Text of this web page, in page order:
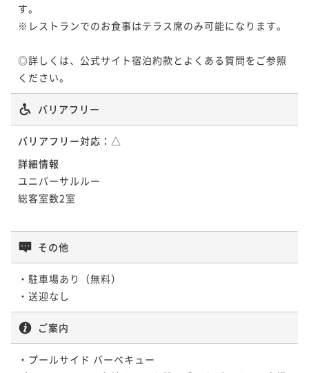
バイキング♪夕朝食付のプラン（夕朝食付）
二食付き 現地決済可 事前決済可
IN 15:00 - 24:00 OUT11:00
¥30,700~
ポイントアップ
【連泊割引】南国リゾートで自由気ままに滞在（朝食
付）
朝食付き 現地決済可
2名 ¥ 31,954 ~
す。
※レストランでのお食事はテラス席のみ可能になります。
◎詳しくは、公式サイト宿泊約款とよくある質問をご参照
バリアフリー
バリアフリー対応： △
詳細情報
ユニバーサルルー
総客室数2室
その他
・駐車場あり（無料）
・送迎なし
ご案内
・プールサイド バーベキュー